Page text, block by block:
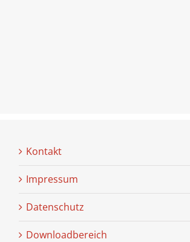
Kontakt
Impressum
Datenschutz
Downloadbereich